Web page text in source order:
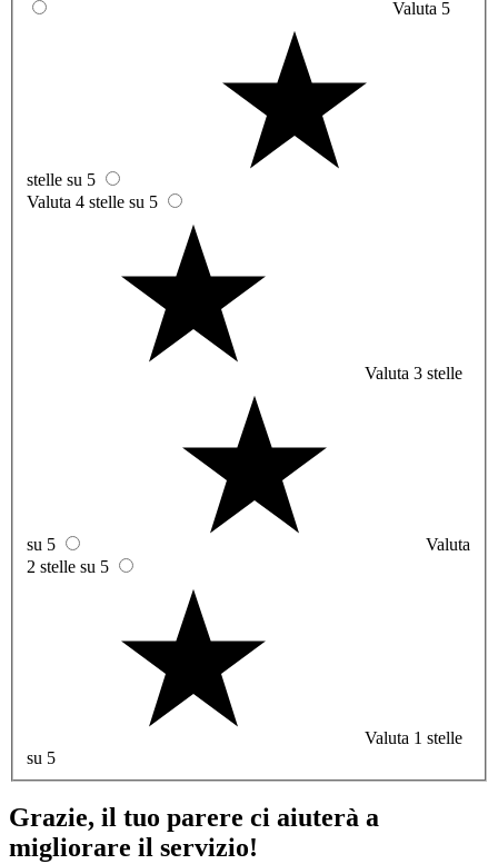
Valuta 5
stelle su 5
Valuta 4 stelle su 5
Valuta 3 stelle
su 5
Valuta
2 stelle su 5
Valuta 1 stelle
su 5
Grazie, il tuo parere ci aiuterà a
migliorare il servizio!